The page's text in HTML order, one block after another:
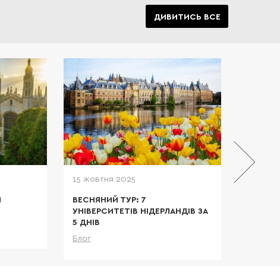
ДИВИТИСЬ ВСЕ
є
для
своїх
еліта.
15 жовтня 2025
ВЕСНЯНИЙ ТУР: 7
УНІВЕРСИТЕТІВ НІДЕРЛАНДІВ ЗА
5 ДНІВ
Блог